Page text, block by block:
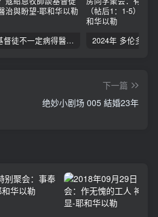
基督徒不一定病得醫治？寇紹恩牧師談基督徒的醫治與盼望
下一篇
绝妙小剧场 005 結婚23年